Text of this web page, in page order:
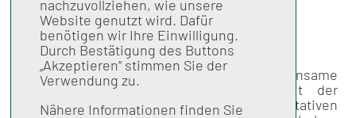
Beurteilung:
Abschlussbericht
Am 6. März 2024beauftragte der Gemeinsame
Bundesausschuss (G-BA) das IQTIG mit der
Weiterentwicklung des Verfahrens der qualitativen
nachzuvollziehen, wie unsere
Website genutzt wird. Dafür
benötigen wir Ihre Einwilligung.
Durch Bestätigung des Buttons
„Akzeptieren“ stimmen Sie der
Verwendung zu.
Nähere Informationen finden Sie